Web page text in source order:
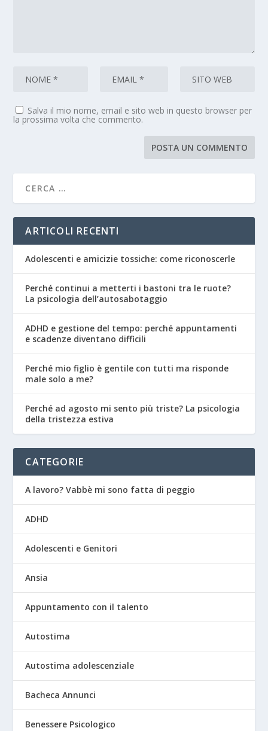
Salva il mio nome, email e sito web in questo browser per
la prossima volta che commento.
ARTICOLI RECENTI
Adolescenti e amicizie tossiche: come riconoscerle
Perché continui a metterti i bastoni tra le ruote?
La psicologia dell’autosabotaggio
ADHD e gestione del tempo: perché appuntamenti
e scadenze diventano difficili
Perché mio figlio è gentile con tutti ma risponde
male solo a me?
Perché ad agosto mi sento più triste? La psicologia
della tristezza estiva
CATEGORIE
A lavoro? Vabbè mi sono fatta di peggio
ADHD
Adolescenti e Genitori
Ansia
Appuntamento con il talento
Autostima
Autostima adolescenziale
Bacheca Annunci
Benessere Psicologico